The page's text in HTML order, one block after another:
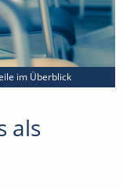
im Überblick
als